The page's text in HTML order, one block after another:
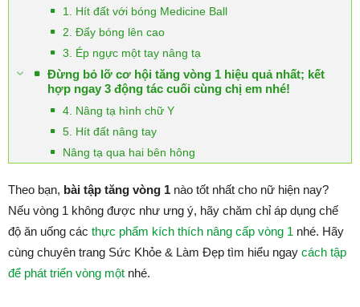
1. Hít đất với bóng Medicine Ball
2. Đẩy bóng lên cao
3. Ép ngực một tay nâng tạ
Đừng bỏ lỡ cơ hội tăng vòng 1 hiệu quả nhất; kết
hợp ngay 3 động tác cuối cùng chị em nhé!
4. Nâng tạ hình chữ Y
5. Hít đất nâng tay
Nâng tạ qua hai bên hông
Theo bạn, bài tập tăng vòng 1 nào tốt nhất cho nữ hiện nay?
Nếu vòng 1 không được như ưng ý, hãy chăm chỉ áp dụng chế
độ ăn uống các thực phẩm kích thích nâng cấp vòng 1 nhé. Hãy
cùng chuyên trang Sức Khỏe & Làm Đẹp tìm hiểu ngay cách tập
để phát triển vòng một nhé.